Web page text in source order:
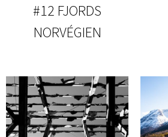
#12 FJORDS
NORVÉGIEN